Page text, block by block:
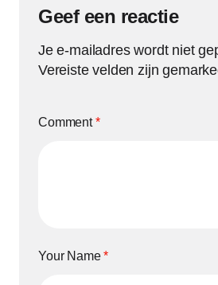
Geef een reactie
Je e-mailadres wordt niet
Vereiste velden zijn
Comment*
Your Name*